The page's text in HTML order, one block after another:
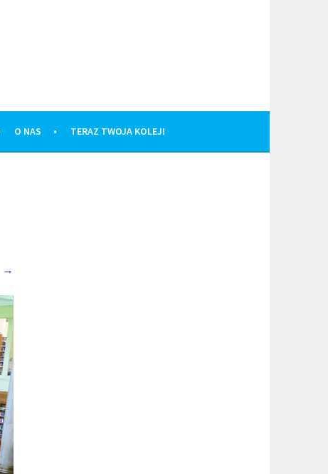
O NAS TERAZ TWOJA KOLEJ!